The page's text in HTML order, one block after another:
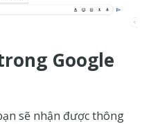
Google
sẽ nhận được thông